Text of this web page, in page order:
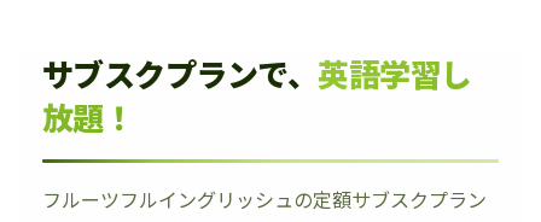
サブスクプランで、 英語学習し
放題！
フルーツフルイングリッシュの定額サブスクプラン